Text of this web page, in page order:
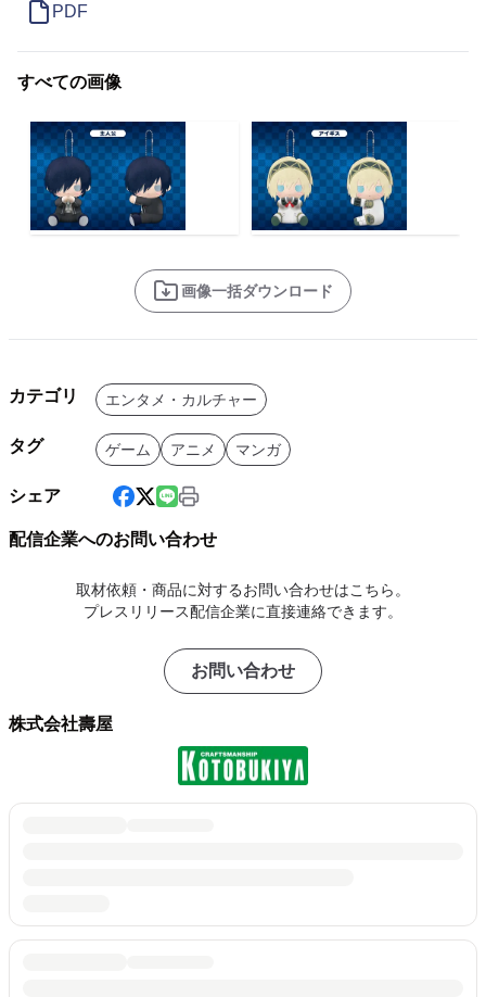
PDF
すべての画像
画像一括ダウンロード
カテゴリ エンタメ・カルチャー
タグ ゲーム アニメ マンガ
シェア
配信企業へのお問い合わせ
取材依頼・商品に対するお問い合わせはこちら。
プレスリリース配信企業に直接連絡できます。
お問い合わせ
株式会社壽屋